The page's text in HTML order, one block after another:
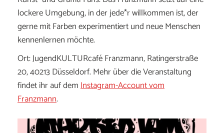
lockere Umgebung, in der jede*r willkommen ist, der
gerne mit Farben experimentiert und neue Menschen
kennenlernen möchte.
Ort: JugendKULTURcafé Franzmann, Ratingerstraße
20, 40213 Düsseldorf. Mehr über die Veranstaltung
findet ihr auf demInstagram-Account vom
Franzmann.